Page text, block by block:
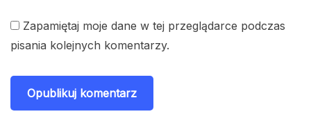
Zapamiętaj moje dane w tej przeglądarce podczas
pisania kolejnych komentarzy.